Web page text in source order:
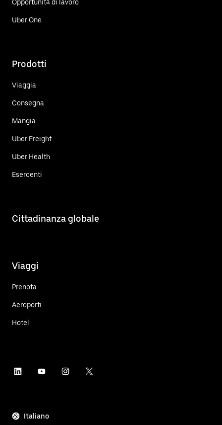
Opportunità di lavoro
Uber One
Prodotti
Viaggia
Consegna
Mangia
Uber Freight
Uber Health
Esercenti
Cittadinanza globale
Viaggi
Prenota
Aeroporti
Hotel
Italiano